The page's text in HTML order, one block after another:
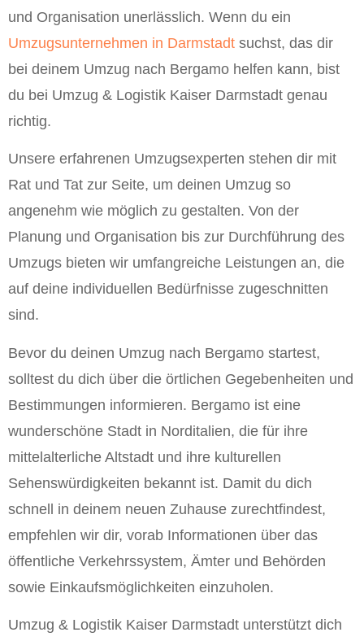
und Organisation unerlässlich. Wenn du ein
Umzugsunternehmen in Darmstadt suchst, das dir
bei deinem Umzug nach Bergamo helfen kann, bist
du bei Umzug & Logistik Kaiser Darmstadt genau
richtig.
Unsere erfahrenen Umzugsexperten stehen dir mit
Rat und Tat zur Seite, um deinen Umzug so
angenehm wie möglich zu gestalten. Von der
Planung und Organisation bis zur Durchführung des
Umzugs bieten wir umfangreiche Leistungen an, die
auf deine individuellen Bedürfnisse zugeschnitten
sind.
Bevor du deinen Umzug nach Bergamo startest,
solltest du dich über die örtlichen Gegebenheiten und
Bestimmungen informieren. Bergamo ist eine
wunderschöne Stadt in Norditalien, die für ihre
mittelalterliche Altstadt und ihre kulturellen
Sehenswürdigkeiten bekannt ist. Damit du dich
schnell in deinem neuen Zuhause zurechtfindest,
empfehlen wir dir, vorab Informationen über das
öffentliche Verkehrssystem, Ämter und Behörden
sowie Einkaufsmöglichkeiten einzuholen.
Umzug & Logistik Kaiser Darmstadt unterstützt dich